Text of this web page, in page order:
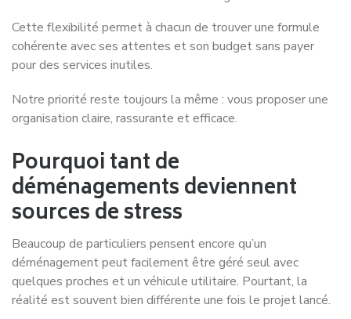
Les étapes essentielles pour préparer efficacement
votre déménagement à Vénissieux
Déménagement à Vénissieux : quelles démarches
stationnement ?
Après votre installation à Vénissieux : quelles
sereine ?
Quel budget prévoir pour un déménagement à
Vénissieux ? Tarifs, critères qui influencent les prix et
comparaison des devis
encombrants après votre emménagement à Vénissieux
?
S’installer à Vénissieux : quartiers, transports, cadre de
vie, commerces et services du quotidien